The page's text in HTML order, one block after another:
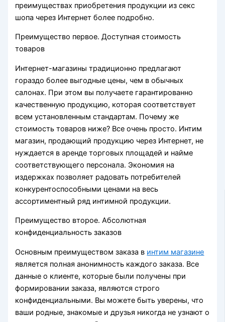
преимуществах приобретения продукции из секс
шопа через Интернет более подробно.
Преимущество первое. Доступная стоимость
товаров
Интернет-магазины традиционно предлагают
гораздо более выгодные цены, чем в обычных
салонах. При этом вы получаете гарантированно
качественную продукцию, которая соответствует
всем установленным стандартам. Почему же
стоимость товаров ниже? Все очень просто. Интим
магазин, продающий продукцию через Интернет, не
нуждается в аренде торговых площадей и найме
соответствующего персонала. Экономия на
издержках позволяет радовать потребителей
конкурентоспособными ценами на весь
ассортиментный ряд интимной продукции.
Преимущество второе. Абсолютная
конфиденциальность заказов
Основным преимуществом заказа в интим магазине
является полная анонимность каждого заказа. Все
данные о клиенте, которые были получены при
формировании заказа, являются строго
конфиденциальными. Вы можете быть уверены, что
ваши родные, знакомые и друзья никогда не узнают о